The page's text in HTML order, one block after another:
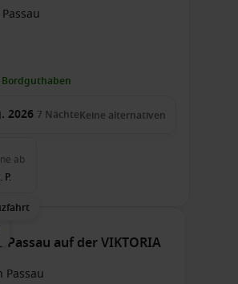
Bordguthaben
2026 7 NächteKeine alternativen
ab
P.
Passau auf der VIKTORIA
Passau